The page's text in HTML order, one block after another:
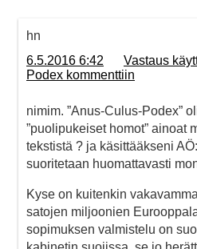
hn
6.5.2016 6:42
Vastaus
Podex kommenttiin
nimim. ”Anus-Culus-Podex”
”puolipukeiset homot” ainoat
tekstistä ? ja käsittääkseni
suoritetaan huomattavasti
Kyse on kuitenkin
satojen miljoonien
sopimuksen valmistelu on